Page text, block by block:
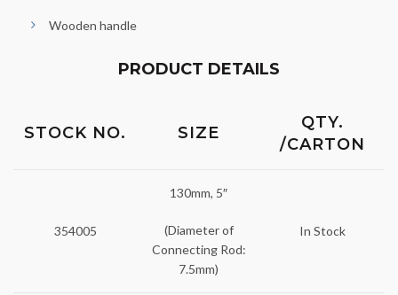
Wooden handle
PRODUCT DETAILS
STOCK NO. SIZE
QTY.
/CARTON
354005
130mm, 5″
(Diameter of
Connecting Rod:
7.5mm)
In Stock